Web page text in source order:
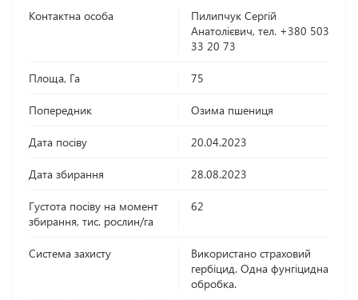
Контактна особа
Пилипчук Сергій
Анатолієвич, тел. +380 503
33 20 73
Площа, Га 75
Попередник Озима пшениця
Дата посіву 20.04.2023
Дата збирання 28.08.2023
Густота посіву на момент
збирання, тис. рослин/га
62
Система захисту
Використано страховий
гербіцид. Одна фунгіцидна
обробка.